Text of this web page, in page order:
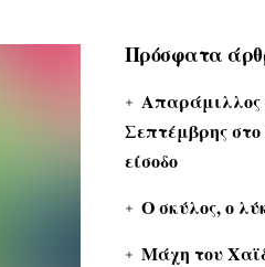
Πρόσφατα
Απαράμιλλος
Σεπτέμβρης
είσοδο
Ο σκύλος, ο
Μάχη του